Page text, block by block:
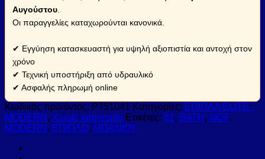
Αυγούστου
Οι παραγγελίες καταχωρούνται κανονικά.
✔ Εγγύηση κατασκευαστή για υψηλή αξιοπιστία και αντοχή στον
χρόνο
✔ Τεχνική υποστήριξη από υδραυλικό
✔ Ασφαλής πληρωμή online
Κωδικός προϊόντος: P751041 Κατηγορίες: ΕΠΙΠΛΑ ELITE -
MODERN , Χωρίς κατηγορία Ετικέτες: 51, BATH , MDF,
MODERN , ΕΠΙΠΛΟ, ΜΠΑΝΙΟΥ